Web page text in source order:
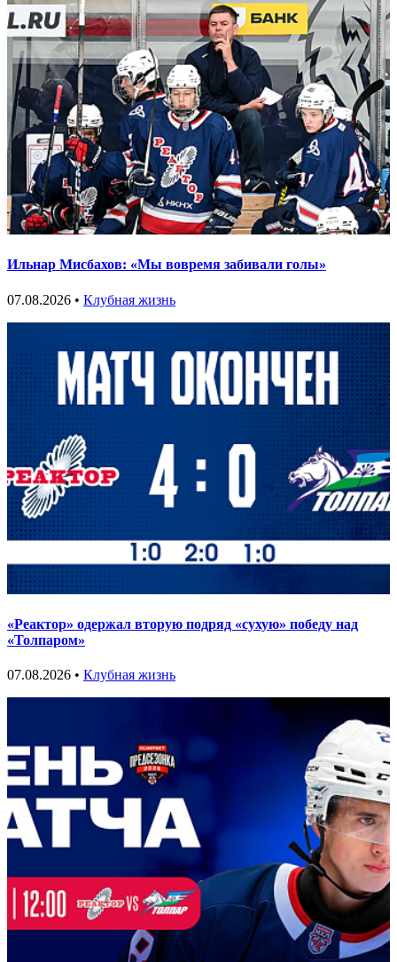
Ильнар Мисбахов: «Мы вовремя забивали голы»
07.08.2026 • Клубная жизнь
«Реактор» одержал вторую подряд «сухую» победу над
«Толпаром»
07.08.2026 • Клубная жизнь